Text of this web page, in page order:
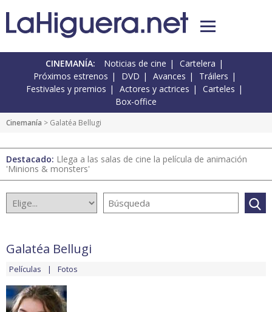
CINEMANÍA: Noticias de cine
Cartelera
Próximos estrenos
DVD Avances
Tráilers
Festivales y premios
Actores y actrices
Carteles
Box-office
Cinemanía > Galatéa Bellugi
Destacado: Llega a las salas de cine la película de animación
'Minions & monsters'
Galatéa Bellugi
Películas Fotos